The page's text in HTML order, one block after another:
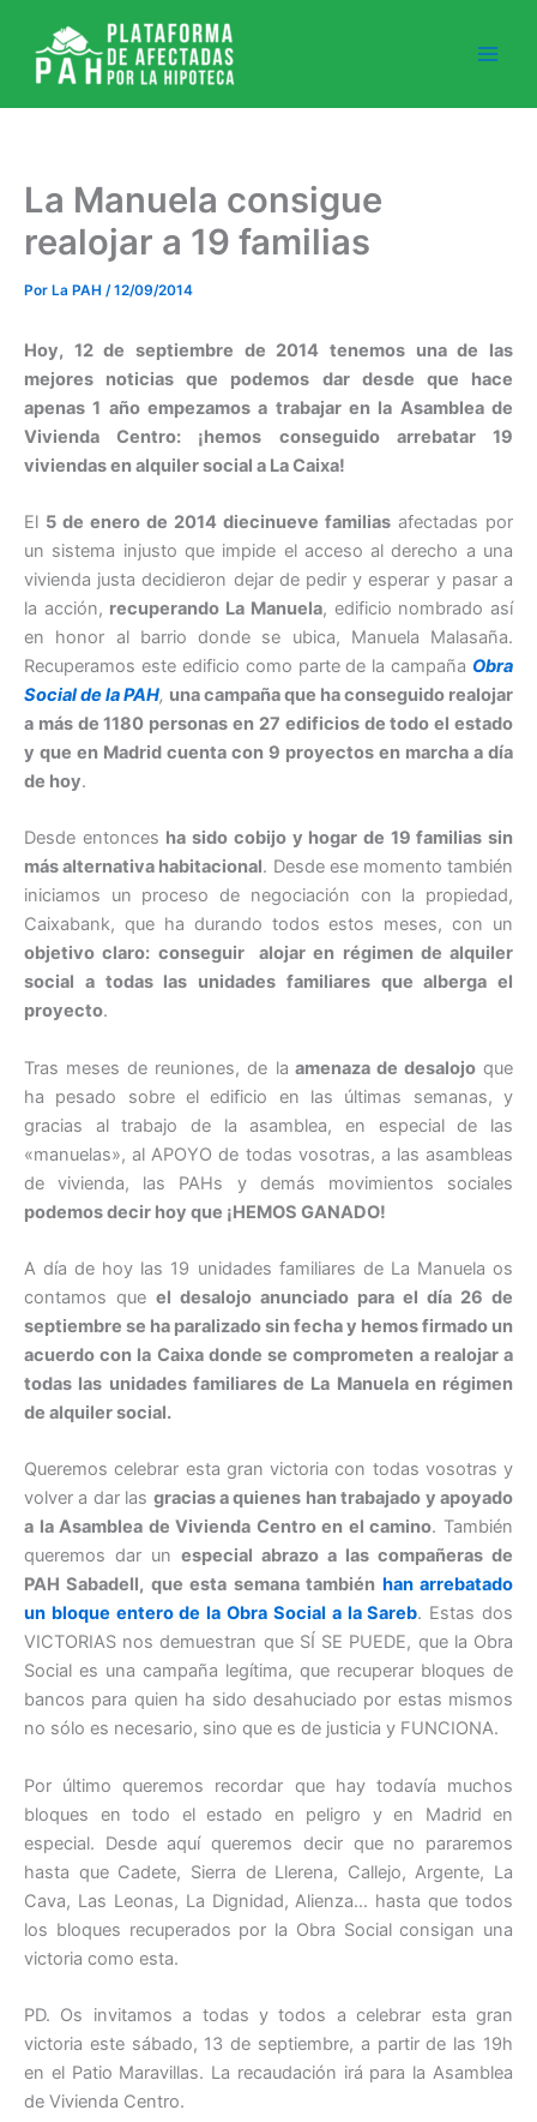
contenido
La Manuela consigue
realojar a 19 familias
Por La PAH /12/09/2014
Hoy, 12 de septiembre de 2014 tenemos una de las
mejores noticias que podemos dar desde que hace
apenas 1 año empezamos a trabajar en la Asamblea de
Vivienda Centro: ¡hemos conseguido arrebatar 19
viviendas en alquiler social a La Caixa!
El 5 de enero de 2014 diecinueve familias afectadas por
un sistema injusto que impide el acceso al derecho a una
vivienda justa decidieron dejar de pedir y esperar y pasar a
la acción, recuperando La Manuela, edificio nombrado así
en honor al barrio donde se ubica, Manuela Malasaña.
Recuperamos este edificio como parte de la campaña Obra
Social de la PAH, una campaña que ha conseguido realojar
a más de 1180 personas en 27 edificios de todo el estado
y que en Madrid cuenta con 9 proyectos en marcha a día
de hoy.
Desde entonces ha sido cobijo y hogar de 19 familias sin
más alternativa habitacional. Desde ese momento también
iniciamos un proceso de negociación con la propiedad,
Caixabank, que ha durando todos estos meses, con un
objetivo claro: conseguir alojar en régimen de alquiler
social a todas las unidades familiares que alberga el
proyecto.
Tras meses de reuniones, de la amenaza de desalojoque
ha pesado sobre el edificio en las últimas semanas, y
gracias al trabajo de la asamblea, en especial de las
«manuelas», al APOYO de todas vosotras, a las asambleas
de vivienda, las PAHs y demás movimientos sociales
podemos decir hoy que ¡HEMOS GANADO!
A día de hoy las 19 unidades familiares de La Manuela os
contamos que el desalojo anunciado para el día 26 de
septiembre se ha paralizado sin fecha y hemos firmado un
acuerdo con la Caixa donde se comprometen a realojar a
todas las unidades familiares de La Manuela en régimen
de alquiler social.
Queremos celebrar esta gran victoria con todas vosotras y
volver a dar las gracias a quienes han trabajado y apoyado
a la Asamblea de Vivienda Centro en el camino. También
queremos dar un especial abrazo a las compañeras de
PAH Sabadell, que esta semana también han arrebatado
un bloque entero de la Obra Social a la Sareb. Estas dos
VICTORIAS nos demuestran que SÍ SE PUEDE, que la Obra
Social es una campaña legítima, que recuperar bloques de
bancos para quien ha sido desahuciado por estas mismos
no sólo es necesario, sino que es de justicia y FUNCIONA.
Por último queremos recordar que hay todavía muchos
bloques en todo el estado en peligro y en Madrid en
especial. Desde aquí queremos decir que no pararemos
hasta que Cadete, Sierra de Llerena, Callejo, Argente, La
Cava, Las Leonas, La Dignidad, Alienza… hasta que todos
los bloques recuperados por la Obra Social consigan una
victoria como esta.
PD. Os invitamos a todas y todos a celebrar esta gran
victoria este sábado, 13 de septiembre, a partir de las 19h
en el Patio Maravillas. La recaudación irá para la Asamblea
de Vivienda Centro.